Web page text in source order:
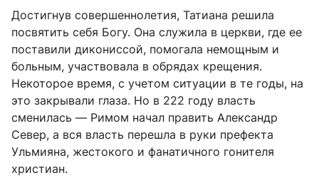
Достигнув совершеннолетия, Татиана решила
посвятить себя Богу. Она служила в церкви, где ее
поставили дикониссой, помогала немощным и
больным, участвовала в обрядах крещения.
Некоторое время, с учетом ситуации в те годы, на
это закрывали глаза. Но в 222 году власть
сменилась — Римом начал править Александр
Север, а вся власть перешла в руки префекта
Ульмияна, жестокого и фанатичного гонителя
христиан.